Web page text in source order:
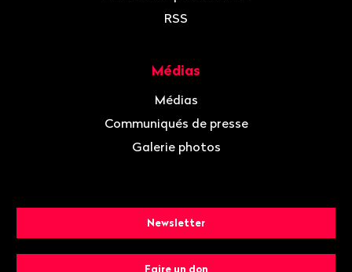
RSS
Médias
Médias
Communiqués de presse
Galerie photos
Newsletter
Faire un don